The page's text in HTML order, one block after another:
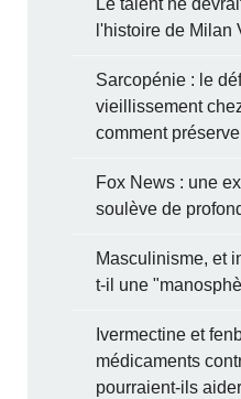
l'histoire de Milan
Sarcopénie : le
vieillissement
comment
Fox News : une
soulève de
Masculinisme, et
t-il une
Ivermectine et
médicaments
pourraient-ils